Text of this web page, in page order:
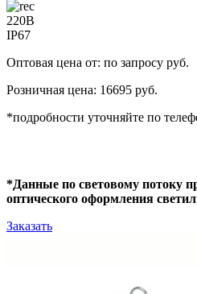
220В
IP67
Оптовая цена от: по запросу руб.
Розничная цена: 16695 руб.
*подробности уточняйте по
*Данные по световому потоку
оптического оформления
Заказать